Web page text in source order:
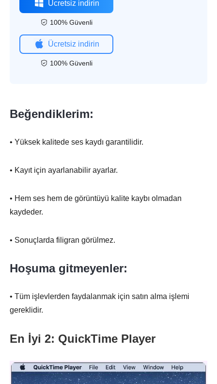
Ücretsiz indirin
100% Güvenli
Ücretsiz indirin
100% Güvenli
Beğendiklerim:
• Yüksek kalitede ses kaydı garantilidir.
• Kayıt için ayarlanabilir ayarlar.
• Hem ses hem de görüntüyü kalite kaybı olmadan
kaydeder.
• Sonuçlarda filigran görülmez.
Hoşuma gitmeyenler:
• Tüm işlevlerden faydalanmak için satın alma işlemi
gereklidir.
En İyi 2: QuickTime Player